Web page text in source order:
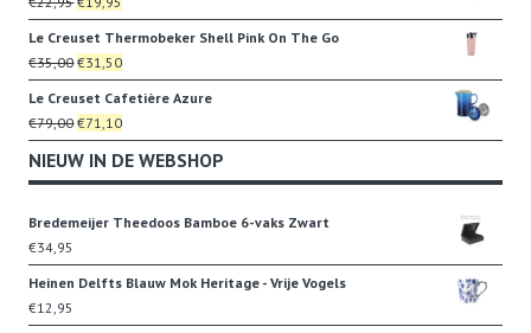
€35,95.€25,00.
prijs
was:
€22,95.
prijs
is:
€19,95.
Le Creuset Thermobeker Shell Pink On The Go
€35,00Oorspronkelijke
prijs
was:
€35,00.
€31,50Huidige
prijs
is:
€31,50.
Le Creuset Cafetière Azure
€79,00Oorspronkelijke
prijs
was:
€71,10Huidige
prijs
is:
NIEUW IN DE WEBSHOP
Bredemeijer Theedoos Bamboe 6-vaks Zwart
€34,95
Heinen Delfts Blauw Mok Heritage - Vrije Vogels
€12,95